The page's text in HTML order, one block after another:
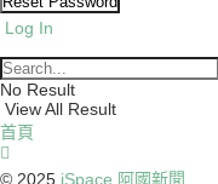
Log In
No Result
View All Result
首頁
© 2025 iSpace 阿國新聞